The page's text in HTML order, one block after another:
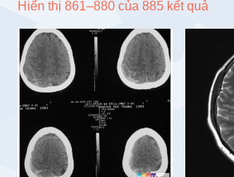
Hiển thị 861–880 của 885 kết quả
theo
mới
nhất